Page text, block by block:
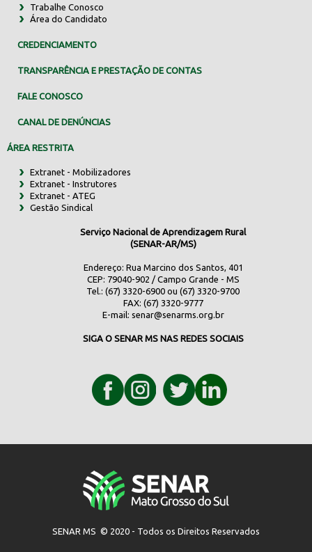
Trabalhe Conosco
Área do Candidato
CREDENCIAMENTO
TRANSPARÊNCIA E PRESTAÇÃO DE CONTAS
FALE CONOSCO
CANAL DE DENÚNCIAS
ÁREA RESTRITA
Extranet - Mobilizadores
Extranet - Instrutores
Extranet - ATEG
Gestão Sindical
Serviço Nacional de Aprendizagem Rural
(SENAR-AR/MS)
Endereço: Rua Marcino dos Santos, 401
CEP: 79040-902 / Campo Grande - MS
Tel.: (67) 3320-6900 ou (67) 3320-9700
FAX: (67) 3320-9777
E-mail: senar@senarms.org.br
SIGA O SENAR MS NAS REDES SOCIAIS
SENAR MS © 2020 - Todos os Direitos Reservados